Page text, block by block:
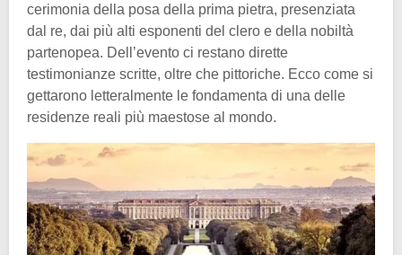
cerimonia della posa della prima pietra, presenziata
dal re, dai più alti esponenti del clero e della nobiltà
partenopea. Dell’evento ci restano dirette
testimonianze scritte, oltre che pittoriche. Ecco come si
gettarono letteralmente le fondamenta di una delle
residenze reali più maestose al mondo.